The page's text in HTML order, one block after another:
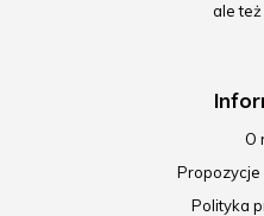
ale też
O
Polityka